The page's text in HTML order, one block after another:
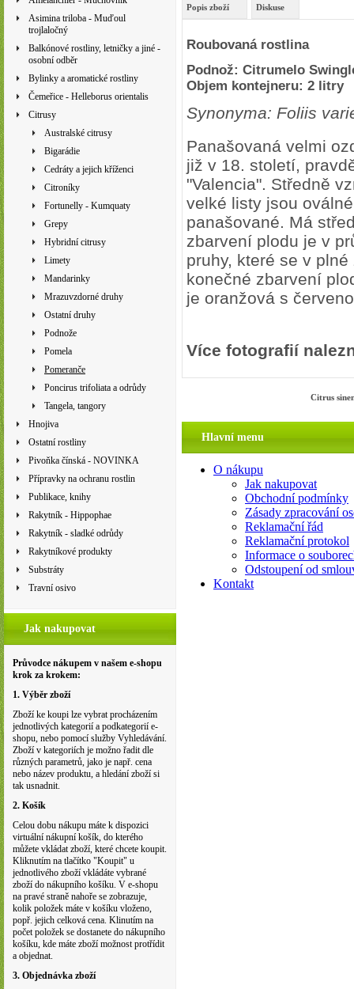
Asimina triloba - Muďoul
trojlaločný
Balkónové rostliny, letničky a jiné -
osobní odběr
Bylinky a aromatické rostliny
Čemeřice - Helleborus orientalis
Citrusy
Australské citrusy
Bigarádie
Cedráty a jejich kříženci
Citroníky
Fortunelly - Kumquaty
Grepy
Hybridní citrusy
Limety
Mandarinky
Mrazuvzdorné druhy
Ostatní druhy
Podnože
Pomela
Pomeranče
Poncirus trifoliata a odrůdy
Tangela, tangory
Hnojiva
Ostatní rostliny
Pivoňka čínská - NOVINKA
Přípravky na ochranu rostlin
Publikace, knihy
Rakytník - Hippophae
Rakytník - sladké odrůdy
Rakytníkové produkty
Substráty
Travní osivo
Jak nakupovat
Průvodce nákupem v našem e-shopu
krok za krokem:
1. Výběr zboží
Zboží ke koupi lze vybrat procházením
jednotlivých kategorií a podkategorií e-
shopu, nebo pomocí služby Vyhledávání.
Zboží v kategoriích je možno řadit dle
různých parametrů, jako je např. cena
nebo název produktu, a hledání zboží si
tak usnadnit.
2. Košík
Celou dobu nákupu máte k dispozici
virtuální nákupní košík, do kterého
můžete vkládat zboží, které chcete koupit.
Kliknutím na tlačítko "Koupit" u
jednotlivého zboží vkládáte vybrané
zboží do nákupního košíku. V e-shopu
na pravé straně nahoře se zobrazuje,
kolik položek máte v košíku vloženo,
popř. jejich celková cena. Klinutím na
počet položek se dostanete do nákupního
košíku, kde máte zboží možnost protřídit
a objednat.
3. Objednávka zboží
Popis zboží Diskuse
Roubovaná rostlina
Podnož: Citrumelo
Objem kontejneru: 2 litry
Synonyma: Foliis
Panašovaná velmi
již v 18. století,
"Valencia". Středně
velké listy jsou
panašované. Má
zbarvení plodu je v
pruhy, které se v
konečné zbarvení
je oranžová s
Více fotografií
Citrus
Hlavní menu
O nákupu
Jak nakupovat
Obchodní podmínky
Zásady zpracování
Reklamační řád
Reklamační protokol
Informace o
Odstoupení od
Kontakt